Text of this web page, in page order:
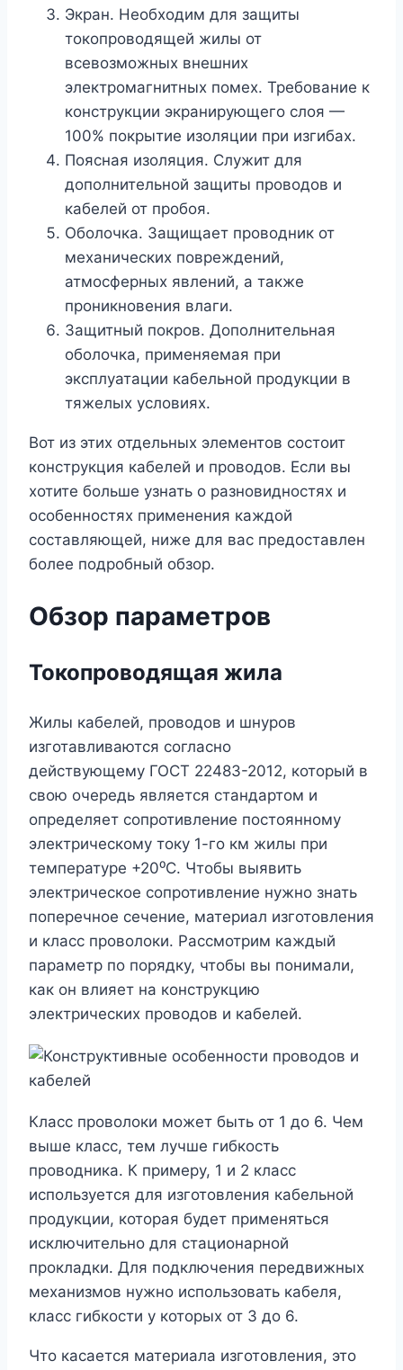
Экран. Необходим для защиты
токопроводящей жилы от
всевозможных внешних
электромагнитных помех. Требование к
конструкции экранирующего слоя —
100% покрытие изоляции при изгибах.
Поясная изоляция. Служит для
дополнительной защиты проводов и
кабелей от пробоя.
Оболочка. Защищает проводник от
механических повреждений,
атмосферных явлений, а также
проникновения влаги.
Защитный покров. Дополнительная
оболочка, применяемая при
эксплуатации кабельной продукции в
тяжелых условиях.
Вот из этих отдельных элементов состоит
конструкция кабелей и проводов. Если вы
хотите больше узнать о разновидностях и
особенностях применения каждой
составляющей, ниже для вас предоставлен
более подробный обзор.
Обзор параметров
Токопроводящая жила
Жилы кабелей, проводов и шнуров
изготавливаются согласно
действующему ГОСТ 22483-2012, который в
свою очередь является стандартом и
определяет сопротивление постоянному
электрическому току 1-го км жилы при
температуре +20⁰С. Чтобы выявить
электрическое сопротивление нужно знать
поперечное сечение, материал изготовления
и класс проволоки. Рассмотрим каждый
параметр по порядку, чтобы вы понимали,
как он влияет на конструкцию
электрических проводов и кабелей.
Класс проволоки может быть от 1 до 6. Чем
выше класс, тем лучше гибкость
проводника. К примеру, 1 и 2 класс
используется для изготовления кабельной
продукции, которая будет применяться
исключительно для стационарной
прокладки. Для подключения передвижных
механизмов нужно использовать кабеля,
класс гибкости у которых от 3 до 6.
Что касается материала изготовления, это